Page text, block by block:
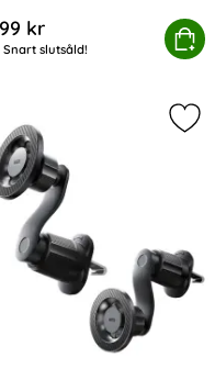
Nackstöd Svart
kr
Snart slutsåld!
Köp
Protect
113W USB-C /